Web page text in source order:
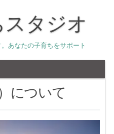
タジオ
あなたの子育ちをサポート
について